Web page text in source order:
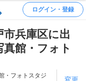
ログイン・登録
市兵庫区に出
館・フォト
・フォトスタジ